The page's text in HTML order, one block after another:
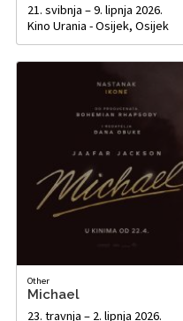
21. svibnja – 9. lipnja 2026.
Kino Urania - Osijek, Osijek
Other
Michael
23. travnja – 2. lipnja 2026.